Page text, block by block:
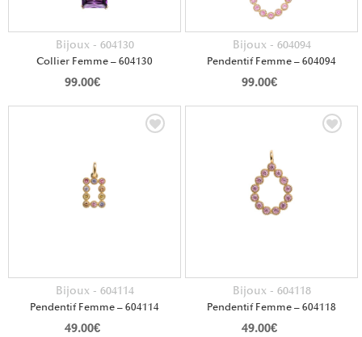
Bijoux - 604130
Collier Femme – 604130
99.00€
Bijoux - 604094
Pendentif Femme – 604094
99.00€
Bijoux - 604114
Pendentif Femme – 604114
49.00€
Bijoux - 604118
Pendentif Femme – 604118
49.00€